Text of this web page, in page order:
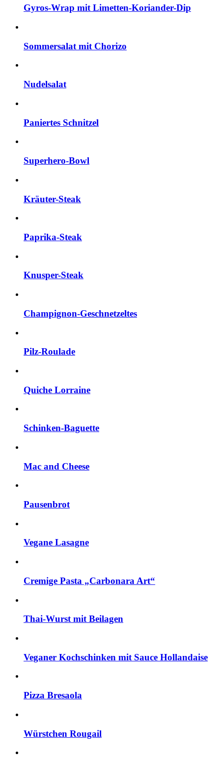
Gyros-Wrap mit Limetten-Koriander-Dip
Sommersalat mit Chorizo
Nudelsalat
Paniertes Schnitzel
Superhero-Bowl
Kräuter-Steak
Paprika-Steak
Knusper-Steak
Champignon-Geschnetzeltes
Pilz-Roulade
Quiche Lorraine
Schinken-Baguette
Mac and Cheese
Pausenbrot
Vegane Lasagne
Cremige Pasta „Carbonara Art“
Thai-Wurst mit Beilagen
Veganer Kochschinken mit Sauce Hollandaise
Pizza Bresaola
Würstchen Rougail